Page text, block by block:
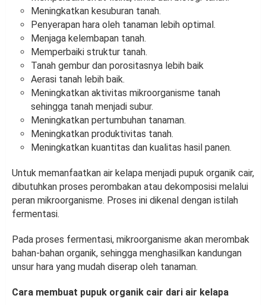
Meningkatkan kesuburan tanah.
Penyerapan hara oleh tanaman lebih optimal.
Menjaga kelembapan tanah.
Memperbaiki struktur tanah.
Tanah gembur dan porositasnya lebih baik
Aerasi tanah lebih baik.
Meningkatkan aktivitas mikroorganisme tanah
sehingga tanah menjadi subur.
Meningkatkan pertumbuhan tanaman.
Meningkatkan produktivitas tanah.
Meningkatkan kuantitas dan kualitas hasil panen.
Untuk memanfaatkan air kelapa menjadi pupuk organik cair,
dibutuhkan proses perombakan atau dekomposisi melalui
peran mikroorganisme. Proses ini dikenal dengan istilah
fermentasi.
Pada proses fermentasi, mikroorganisme akan merombak
bahan-bahan organik, sehingga menghasilkan kandungan
unsur hara yang mudah diserap oleh tanaman.
Cara membuat pupuk organik cair dari air kelapa